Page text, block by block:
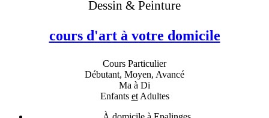
Dessin & Peinture
cours d'art à votre domicile
Cours Particulier
Débutant, Moyen, Avancé
Ma à Di
Enfants etAdultes